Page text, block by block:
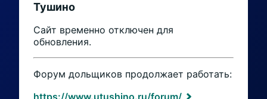
Тушино
Сайт временно отключен для
обновления.
Форум дольщиков продолжает работать:
https://www.utushino.ru/forum/